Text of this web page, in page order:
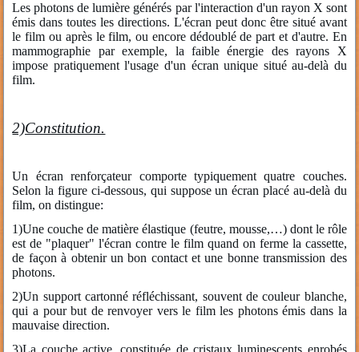
Les photons de lumière générés par l'interaction d'un rayon X sont
émis dans toutes les directions. L'écran peut donc être situé avant
le film ou après le film, ou encore dédoublé de part et d'autre. En
mammographie par exemple, la faible énergie des rayons X
impose pratiquement l'usage d'un écran unique situé au-delà du
film.
2)Constitution.
Un écran renforçateur comporte typiquement quatre couches.
Selon la figure ci-dessous, qui suppose un écran placé au-delà du
film, on distingue:
1)Une couche de matière élastique (feutre, mousse,…) dont le rôle
est de "plaquer" l'écran contre le film quand on ferme la cassette,
de façon à obtenir un bon contact et une bonne transmission des
photons.
2)Un support cartonné réfléchissant, souvent de couleur blanche,
qui a pour but de renvoyer vers le film les photons émis dans la
mauvaise direction.